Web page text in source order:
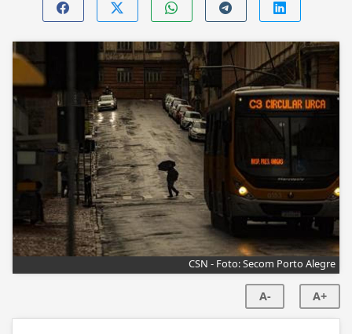
CSN - Foto: Secom Porto Alegre
A- A+